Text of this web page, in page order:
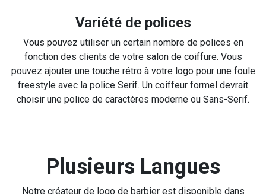
Variété de polices
Vous pouvez utiliser un certain nombre de polices en
fonction des clients de votre salon de coiffure. Vous
pouvez ajouter une touche rétro à votre logo pour une foule
freestyle avec la police Serif. Un coiffeur formel devrait
choisir une police de caractères moderne ou Sans-Serif.
Plusieurs Langues
Notre créateur de logo de barbier est disponible dans